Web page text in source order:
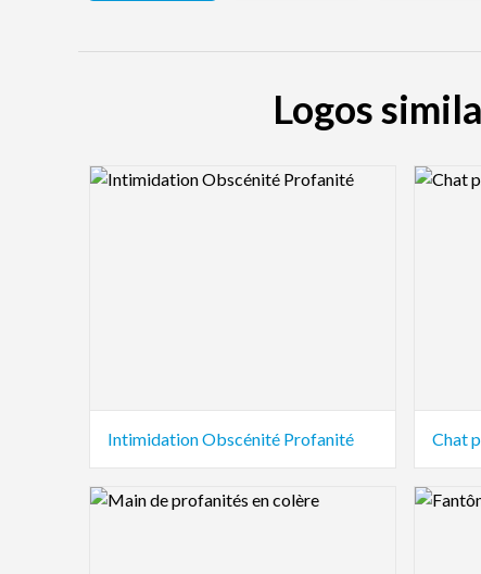
Logos
Logo Preview Image
Intimidation Obscénité Profanité
Logo
Chat
Logo Preview Image Logo